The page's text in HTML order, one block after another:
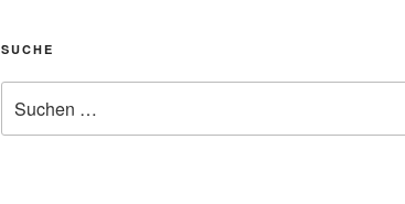
SUCHE
nach: